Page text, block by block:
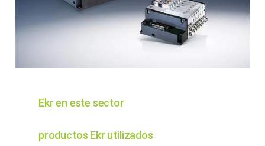
Ekr en este sector
productos Ekr utilizados